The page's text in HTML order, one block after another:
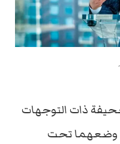
ذات التوجهات
وضعهما تحت